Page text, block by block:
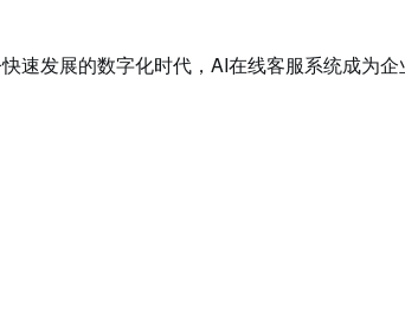
速发展的数字化时代，AI在线客服系统成为